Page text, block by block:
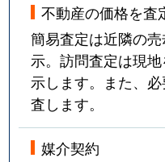
不動産の価格を査
簡易査定は近隣の
示。訪問査定は現
示します。また、
査します。
媒介契約